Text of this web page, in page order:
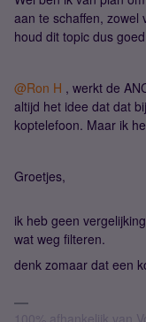
aan te schaffen, zowel
houd dit topic dus
@Ron H , werkt de
altijd het idee dat dat
koptelefoon. Maar ik
Groetjes,
ik heb geen
wat weg filteren.
denk zomaar dat een
100% afhankelijk van